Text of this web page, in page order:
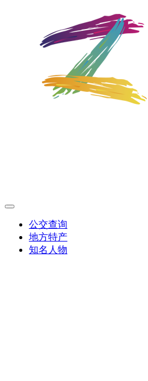
公交查询
地方特产
知名人物